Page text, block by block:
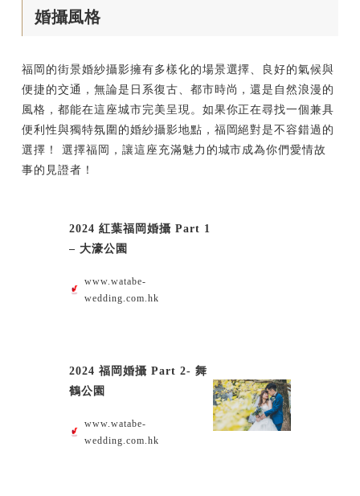
婚攝風格
福岡的街景婚紗攝影擁有多樣化的場景選擇、良好的氣候與
便捷的交通，無論是日系復古、都市時尚，還是自然浪漫的
風格，都能在這座城市完美呈現。如果你正在尋找一個兼具
便利性與獨特氛圍的婚紗攝影地點，福岡絕對是不容錯過的
選擇！ 選擇福岡，讓這座充滿魅力的城市成為你們愛情故
事的見證者！
2024 紅葉福岡婚攝 Part 1
– 大濠公園
www.watabe-
wedding.com.hk
2024 福岡婚攝 Part 2- 舞
鶴公園
www.watabe-
wedding.com.hk